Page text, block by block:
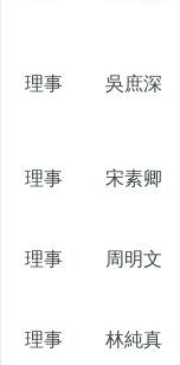
理事 吳庶深
理事 宋素卿
理事 周明文
理事 林純真